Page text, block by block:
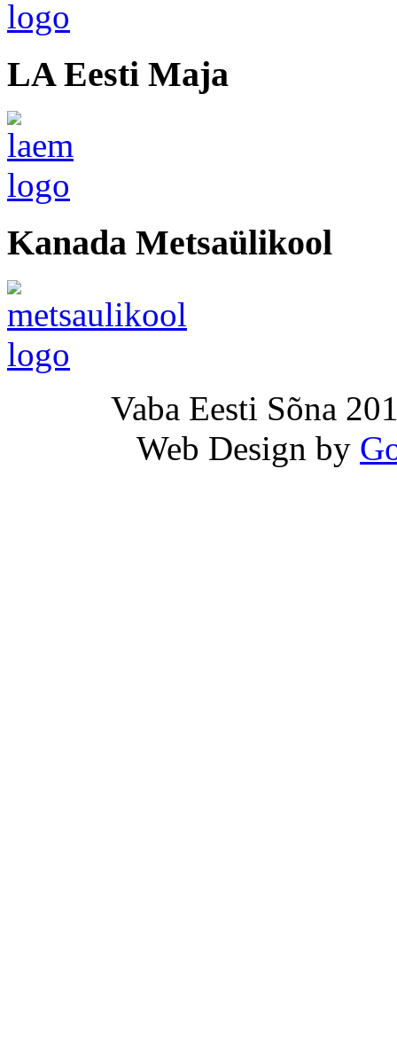
LA Eesti Maja
Kanada Metsaülikool
Vaba Eesti Sõna
Web Design by